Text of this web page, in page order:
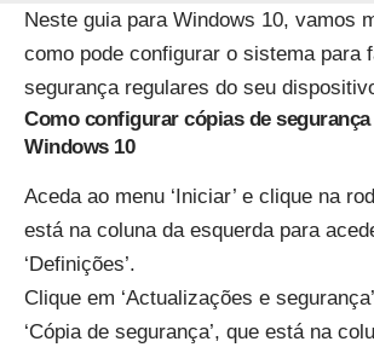
Neste guia para Windows 10, vamos
como pode configurar o sistema para
segurança regulares do seu
Como configurar cópias de
Windows 10
Aceda ao menu ‘Iniciar’ e clique na
está na coluna da esquerda para
‘Definições’.
Clique em ‘Actualizações e
‘Cópia de segurança’, que está na